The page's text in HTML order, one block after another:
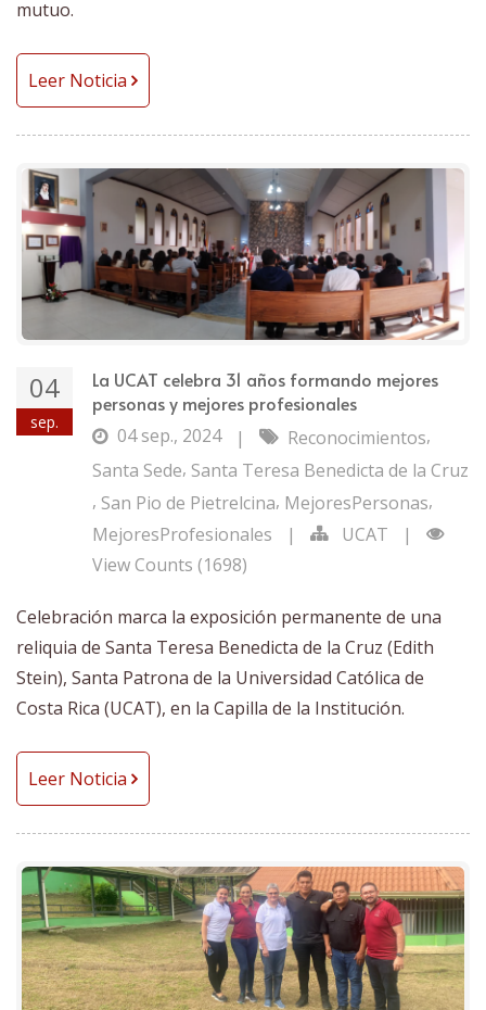
mutuo.
Leer Noticia
04
sep.
La UCAT celebra 31 años formando mejores
personas y mejores profesionales
04 sep., 2024
| Reconocimientos,
Santa Sede, Santa Teresa Benedicta de la Cruz
, San Pio de Pietrelcina, MejoresPersonas,
MejoresProfesionales
| UCAT
|
View Counts (1698)
Celebración marca la exposición permanente de una
reliquia de Santa Teresa Benedicta de la Cruz (Edith
Stein), Santa Patrona de la Universidad Católica de
Costa Rica (UCAT), en la Capilla de la Institución.
Leer Noticia